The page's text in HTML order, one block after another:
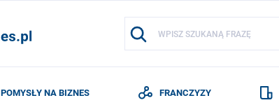
POMYSŁY NA BIZNES FRANCZYZY